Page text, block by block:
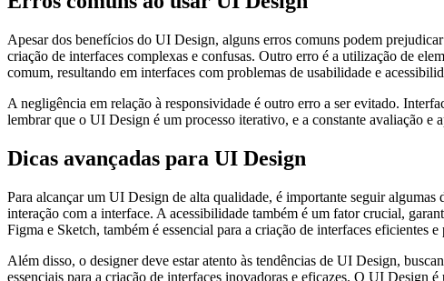
Apesar dos benefícios do UI Design, alguns erros comuns podem
criação de interfaces complexas e confusas. Outro erro é a utilização de
comum, resultando em interfaces com problemas de usabilidade e
A negligência em relação à responsividade é outro erro a ser evitado.
lembrar que o UI Design é um processo iterativo, e a constante avaliação e
Dicas avançadas para UI Design
Para alcançar um UI Design de alta qualidade, é importante seguir
interação com a interface. A acessibilidade também é um fator crucial,
Figma e Sketch, também é essencial para a criação de interfaces eficientes e
Além disso, o designer deve estar atento às tendências de UI Design,
essenciais para a criação de interfaces inovadoras e eficazes. O UI Design